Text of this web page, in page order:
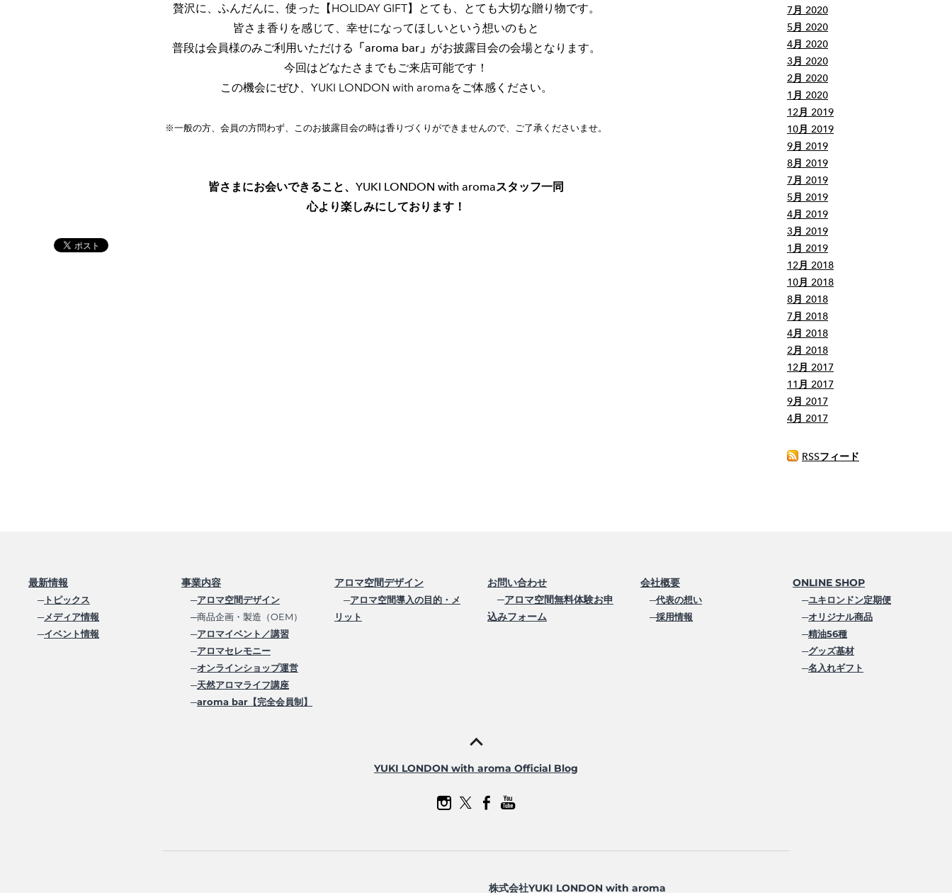
贅沢に、ふんだんに、使った【HOLIDAY GIFT】とても、とても大切な贈り物です。
皆さま香りを感じて、幸せになってほしいという想いのもと
普段は会員様のみご利用いただける 「aroma bar」 がお披露目会の会場となります。
今回はどなたさまでもご来店可能です！
この機会にぜひ、YUKI LONDON with aromaをご体感ください。
※一般の方、会員の方問わず、このお披露目会の時は香りづくりができませんので、ご了承くださいませ。
皆さまにお会いできること、YUKI LONDON with aromaスタッフ一同
心より楽しみにしております！
7月 2020
5月 2020
4月 2020
3月 2020
2月 2020
1月 2020
12月 2019
10月 2019
9月 2019
8月 2019
7月 2019
5月 2019
4月 2019
3月 2019
1月 2019
12月 2018
10月 2018
8月 2018
7月 2018
4月 2018
2月 2018
12月 2017
11月 2017
9月 2017
4月 2017
RSSフィード
最新情報
─トピックス
─メディア情報
─イベント情報
事業内容
─アロマ空間デザイン
─商品企画・製造（OEM）
─アロマイベント／講習
─アロマセレモニー
─オンラインショップ運営
─天然アロマライフ講座
─aroma bar【完全会員制】
アロマ空間デザイン
─アロマ空間導入の目的・メ
リット
お問い合わせ
─アロマ空間無料体験お申
込みフォーム
会社概要
─代表の想い
─採用情報
ONLINE SHOP
─ユキロンドン定期便
─オリジナル商品
─精油56種
─グッズ基材
─名入れギフト
YUKI LONDON with aroma Official Blog
株式会社YUKI LONDON with aroma